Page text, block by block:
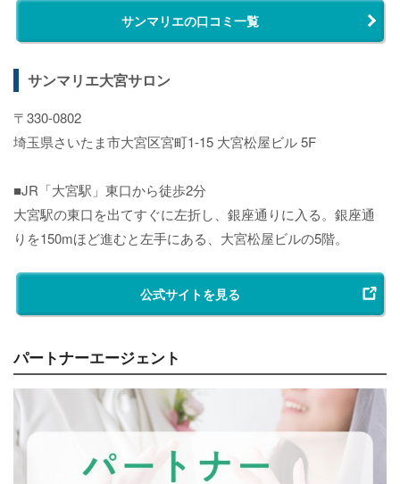
サンマリエの口コミ一覧
サンマリエ大宮サロン
〒330-0802
埼玉県さいたま市大宮区宮町1-15 大宮松屋ビル 5F
■JR「大宮駅」東口から徒歩2分
大宮駅の東口を出てすぐに左折し、銀座通りに入る。銀座通
りを150mほど進むと左手にある、大宮松屋ビルの5階。
公式サイトを見る
パートナーエージェント